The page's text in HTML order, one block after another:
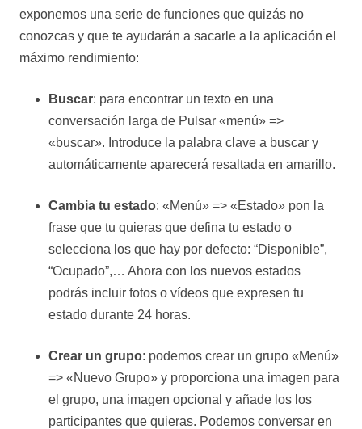
exponemos una serie de funciones que quizás no
conozcas y que te ayudarán a sacarle a la aplicación el
máximo rendimiento:
Buscar: para encontrar un texto en una
conversación larga de Pulsar «menú» =>
«buscar». Introduce la palabra clave a buscar y
automáticamente aparecerá resaltada en amarillo.
Cambia tu estado: «Menú» => «Estado» pon la
frase que tu quieras que defina tu estado o
selecciona los que hay por defecto: “Disponible”,
“Ocupado”,… Ahora con los nuevos estados
podrás incluir fotos o vídeos que expresen tu
estado durante 24 horas.
Crear un grupo: podemos crear un grupo «Menú»
=> «Nuevo Grupo» y proporciona una imagen para
el grupo, una imagen opcional y añade los los
participantes que quieras. Podemos conversar en